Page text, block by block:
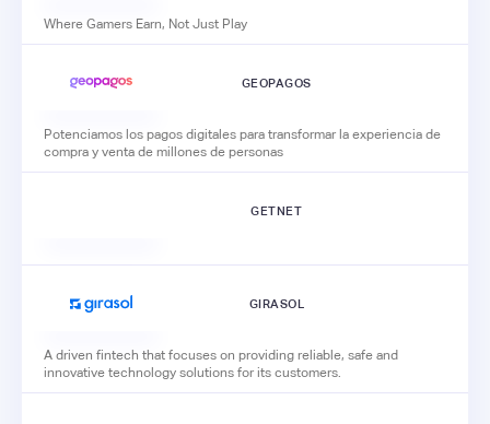
Where Gamers Earn, Not Just Play
GEOPAGOS
Potenciamos los pagos digitales para transformar la experiencia de
compra y venta de millones de personas
GETNET
GIRASOL
A driven fintech that focuses on providing reliable, safe and
innovative technology solutions for its customers.